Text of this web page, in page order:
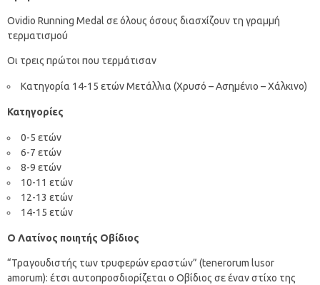
Ovidio Running Medal σε όλους όσους διασχίζουν τη γραμμή
τερματισμού
Οι τρεις πρώτοι που τερμάτισαν
Κατηγορία 14-15 ετών Μετάλλια (Χρυσό – Ασημένιο – Χάλκινο)
Κατηγορίες
0-5 ετών
6-7 ετών
8-9 ετών
10-11 ετών
12-13 ετών
14-15 ετών
Ο Λατίνος ποιητής Οβίδιος
“Τραγουδιστής των τρυφερών εραστών” (tenerorum lusor
amorum): έτσι αυτοπροσδιορίζεται ο Οβίδιος σε έναν στίχο της